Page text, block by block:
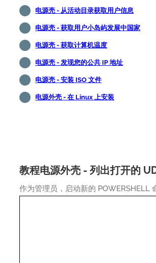
电源壳 - 从活动目录获取用户信息
电源壳 - 获取用户小岛屿发展中国家
电源壳 - 获取计算机温度
电源壳 - 发现您的公共 IP 地址
电源壳 - 安装 ISO 文件
电源外壳 - 在 Linux 上安装
教程电源外壳 - 列出打开的
作为管理员，启动新的 POWERSHELL